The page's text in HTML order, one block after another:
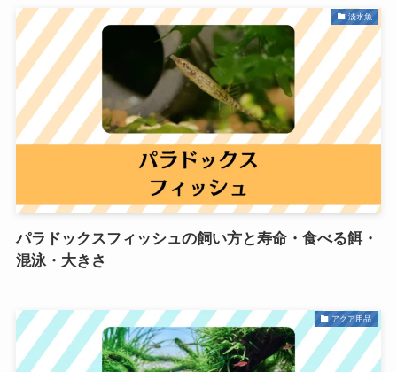
淡水魚
パラドックスフィッシュの飼い方と寿命・食べる餌・
混泳・大きさ
アクア用品